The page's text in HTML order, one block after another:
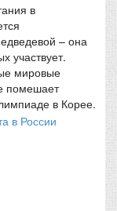
в
– она
участвует.
мировые
помешает
в Корее.